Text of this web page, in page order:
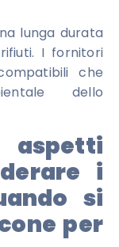
lunga durata
I fornitori
che
dello
i
si
per